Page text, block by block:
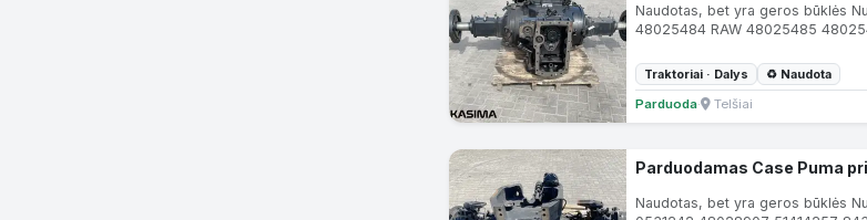
Naudotas, bet yra geros būklės
48025484 RAW 48025485
Traktoriai · Dalys
♻ Naudota
Parduoda· Telšiai
Parduodamas Case Puma
Naudotas, bet yra geros būklės